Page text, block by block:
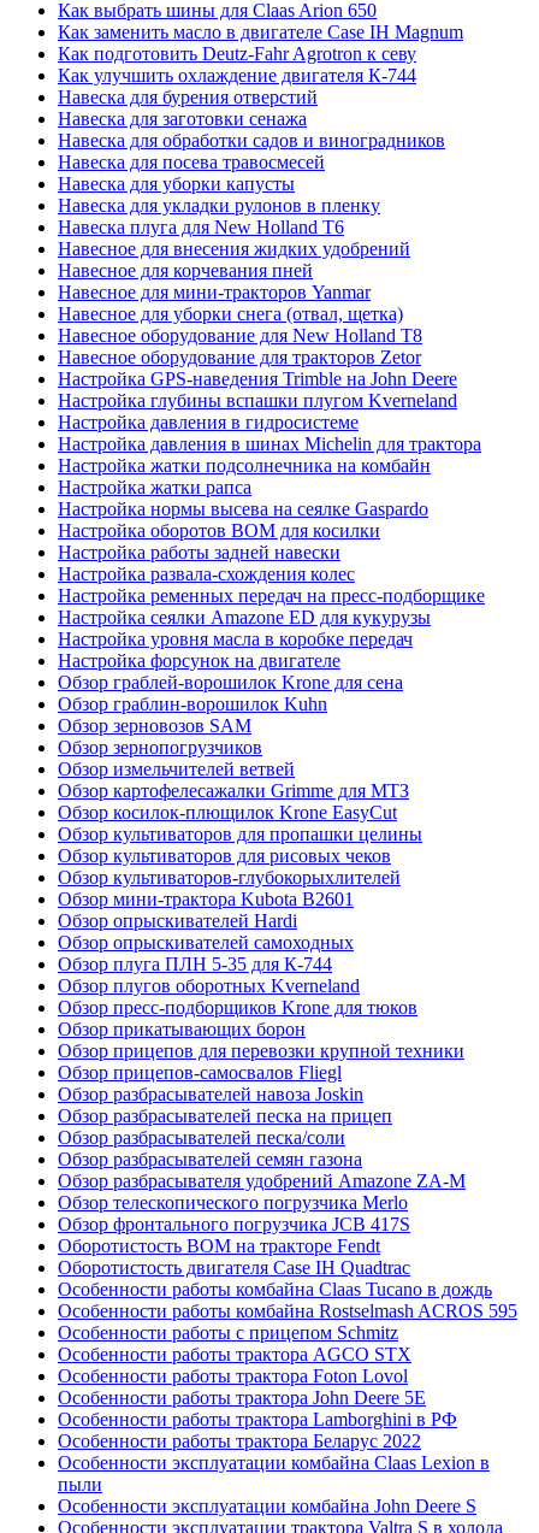
Как выбрать шины для Claas Arion 650
Как заменить масло в двигателе Case IH Magnum
Как подготовить Deutz-Fahr Agrotron к севу
Как улучшить охлаждение двигателя К-744
Навеска для бурения отверстий
Навеска для заготовки сенажа
Навеска для обработки садов и виноградников
Навеска для посева травосмесей
Навеска для уборки капусты
Навеска для укладки рулонов в пленку
Навеска плуга для New Holland T6
Навесное для внесения жидких удобрений
Навесное для корчевания пней
Навесное для мини-тракторов Yanmar
Навесное для уборки снега (отвал, щетка)
Навесное оборудование для New Holland T8
Навесное оборудование для тракторов Zetor
Настройка GPS-наведения Trimble на John Deere
Настройка глубины вспашки плугом Kverneland
Настройка давления в гидросистеме
Настройка давления в шинах Michelin для трактора
Настройка жатки подсолнечника на комбайн
Настройка жатки рапса
Настройка нормы высева на сеялке Gaspardo
Настройка оборотов ВОМ для косилки
Настройка работы задней навески
Настройка развала-схождения колес
Настройка ременных передач на пресс-подборщике
Настройка сеялки Amazone ED для кукурузы
Настройка уровня масла в коробке передач
Настройка форсунок на двигателе
Обзор граблей-ворошилок Krone для сена
Обзор граблин-ворошилок Kuhn
Обзор зерновозов SAM
Обзор зернопогрузчиков
Обзор измельчителей ветвей
Обзор картофелесажалки Grimme для МТЗ
Обзор косилок-плющилок Krone EasyCut
Обзор культиваторов для пропашки целины
Обзор культиваторов для рисовых чеков
Обзор культиваторов-глубокорыхлителей
Обзор мини-трактора Kubota B2601
Обзор опрыскивателей Hardi
Обзор опрыскивателей самоходных
Обзор плуга ПЛН 5-35 для К-744
Обзор плугов оборотных Kverneland
Обзор пресс-подборщиков Krone для тюков
Обзор прикатывающих борон
Обзор прицепов для перевозки крупной техники
Обзор прицепов-самосвалов Fliegl
Обзор разбрасывателей навоза Joskin
Обзор разбрасывателей песка на прицеп
Обзор разбрасывателей песка/соли
Обзор разбрасывателей семян газона
Обзор разбрасывателя удобрений Amazone ZA-M
Обзор телескопического погрузчика Merlo
Обзор фронтального погрузчика JCB 417S
Оборотистость ВОМ на тракторе Fendt
Оборотистость двигателя Case IH Quadtrac
Особенности работы комбайна Claas Tucano в дождь
Особенности работы комбайна Rostselmash ACROS 595
Особенности работы с прицепом Schmitz
Особенности работы трактора AGCO STX
Особенности работы трактора Foton Lovol
Особенности работы трактора John Deere 5E
Особенности работы трактора Lamborghini в РФ
Особенности работы трактора Беларус 2022
Особенности эксплуатации комбайна Claas Lexion в
пыли
Особенности эксплуатации комбайна John Deere S
Особенности эксплуатации трактора Valtra S в холода